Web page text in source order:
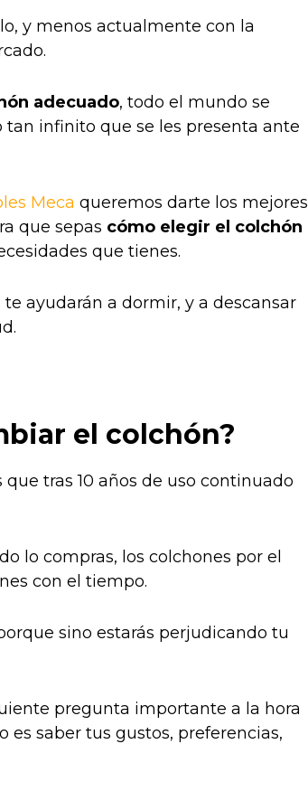
y menos actualmente con la
adecuado, todo el mundo se
infinito que se les presenta ante
Meca queremos darte los mejores
que sepas cómo elegir el colchón
que tienes.
ayudarán a dormir, y a descansar
el colchón?
que tras 10 años de uso continuado
lo compras, los colchones por el
con el tiempo.
sino estarás perjudicando tu
pregunta importante a la hora
saber tus gustos, preferencias,